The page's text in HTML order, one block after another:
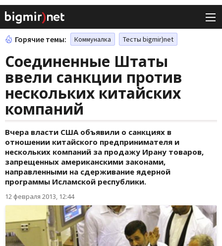
Горячие темы: Коммуналка Тесты bigmir)net
Соединенные Штаты
ввели санкции против
нескольких китайских
компаний
Вчера власти США объявили о санкциях в
отношении китайского предпринимателя и
нескольких компаний за продажу Ирану товаров,
запрещенных американскими законами,
направленными на сдерживание ядерной
программы Исламской республики.
12 февраля 2013, 12:44